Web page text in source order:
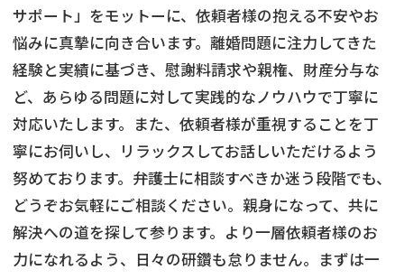
サポート」をモットーに、依頼者様の抱える不安やお
悩みに真摯に向き合います。離婚問題に注力してきた
経験と実績に基づき、慰謝料請求や親権、財産分与な
ど、あらゆる問題に対して実践的なノウハウで丁寧に
対応いたします。また、依頼者様が重視することを丁
寧にお伺いし、リラックスしてお話しいただけるよう
努めております。弁護士に相談すべきか迷う段階でも、
どうぞお気軽にご相談ください。親身になって、共に
解決への道を探して参ります。より一層依頼者様のお
力になれるよう、日々の研鑽も怠りません。まずは一